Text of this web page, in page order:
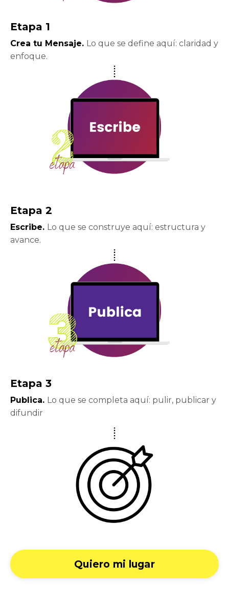
Etapa 1
Crea tu Mensaje. Lo que se define aquí: claridad y
enfoque.
Etapa 2
Escribe. Lo que se construye aquí: estructura y
avance.
Etapa 3
Publica. Lo que se completa aquí: pulir, publicar y
difundir
Quiero mi lugar